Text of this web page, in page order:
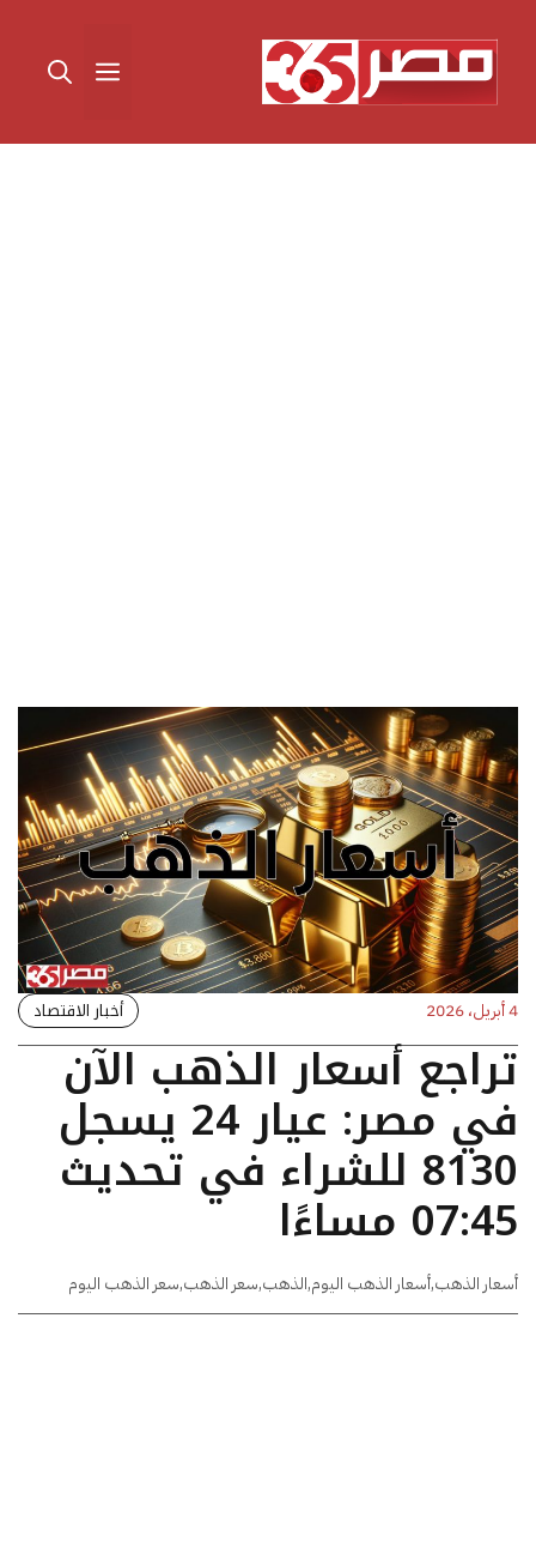
المحتوى القائمة
4 أبريل، 2026 أخبار الاقتصاد
تراجع أسعار الذهب الآن
في مصر: عيار 24 يسجل
8130 للشراء في تحديث
07:45 مساءًا
أسعار الذهب,أسعار الذهب اليوم,الذهب,سعر الذهب,سعر الذهب اليوم